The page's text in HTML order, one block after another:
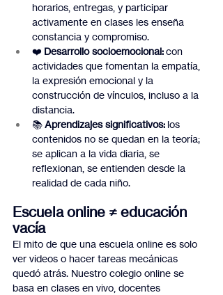
horarios, entregas, y participar
activamente en clases les enseña
constancia y compromiso.
❤️ Desarrollo socioemocional: con
actividades que fomentan la empatía,
la expresión emocional y la
construcción de vínculos, incluso a la
distancia.
📚 Aprendizajes significativos: los
contenidos no se quedan en la teoría;
se aplican a la vida diaria, se
reflexionan, se entienden desde la
realidad de cada niño.
Escuela online ≠ educación
vacía
El mito de que una escuela online es solo
ver videos o hacer tareas mecánicas
quedó atrás. Nuestro colegio online se
basa en clases en vivo, docentes